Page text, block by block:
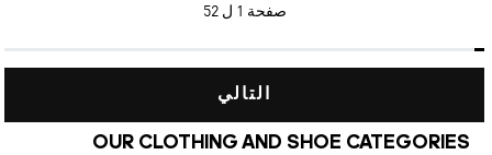
صفحة 1 ل 52
التالي
OUR CLOTHING AND SHOE CATEGORIES